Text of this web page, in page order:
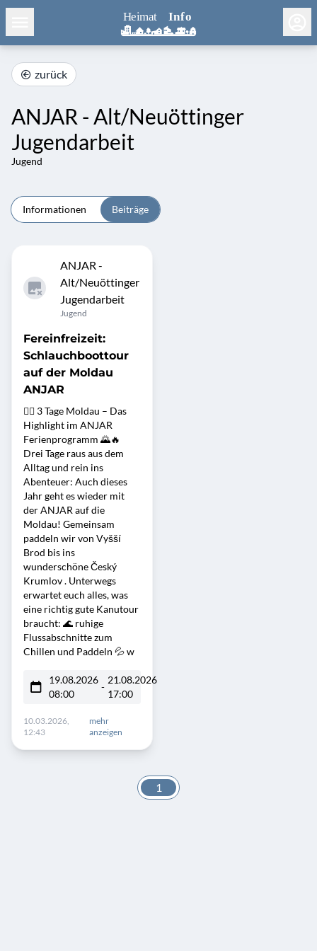
zurück
ANJAR - Alt/Neuöttinger
Jugendarbeit
Jugend
Informationen Beiträge
ANJAR -
Alt/Neuöttinger
Jugendarbeit
Jugend
Fereinfreizeit:
Schlauchboottour
auf der Moldau
ANJAR
🚣‍♂️ 3 Tage Moldau – Das
Highlight im ANJAR
Ferienprogramm 🌄🔥
Drei Tage raus aus dem
Alltag und rein ins
Abenteuer: Auch dieses
Jahr geht es wieder mit
der ANJAR auf die
Moldau! Gemeinsam
paddeln wir von Vyšší
Brod bis ins
wunderschöne Český
Krumlov . Unterwegs
erwartet euch alles, was
eine richtig gute Kanutour
braucht: 🌊 ruhige
Flussabschnitte zum
Chillen und Paddeln 💦 w
19.08.2026
08:00
-
21.08.2026
17:00
10.03.2026,
12:43
mehr
anzeigen
1